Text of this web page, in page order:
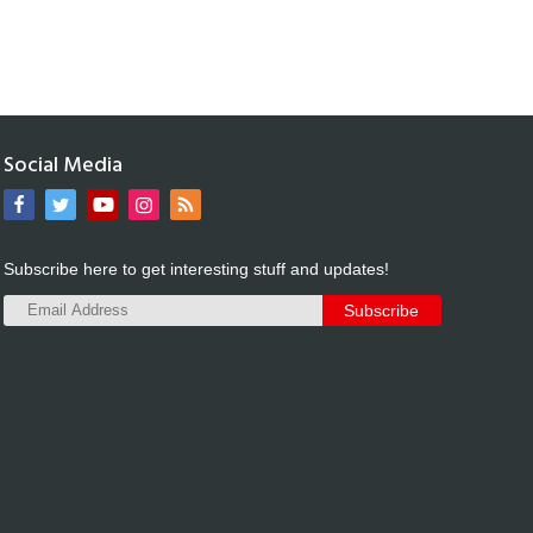
Social Media
Subscribe here to get interesting stuff and updates!